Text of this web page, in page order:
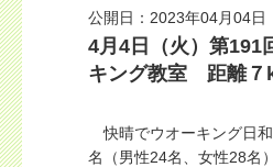
公開日：2023年04月04日
4月4日（火）第191
キング教室 距離７
快晴でウオーキング日
名（男性24名、女性28名